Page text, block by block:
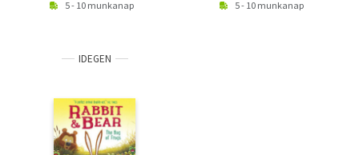
5 - 10 munkanap 5 - 10 munkanap
IDEGEN